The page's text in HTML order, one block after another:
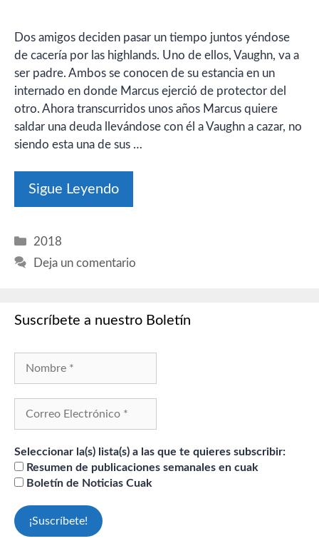
Dos amigos deciden pasar un tiempo juntos yéndose
de cacería por las highlands. Uno de ellos, Vaughn, va a
ser padre. Ambos se conocen de su estancia en un
internado en donde Marcus ejerció de protector del
otro. Ahora transcurridos unos años Marcus quiere
saldar una deuda llevándose con él a Vaughn a cazar, no
siendo esta una de sus …
Sigue Leyendo
Categorías
2018
Deja un comentario
Suscríbete a nuestro Boletín
Seleccionar la(s) lista(s) a las que te quieres subscribir:
Resumen de publicaciones semanales en cuak
Boletín de Noticias Cuak